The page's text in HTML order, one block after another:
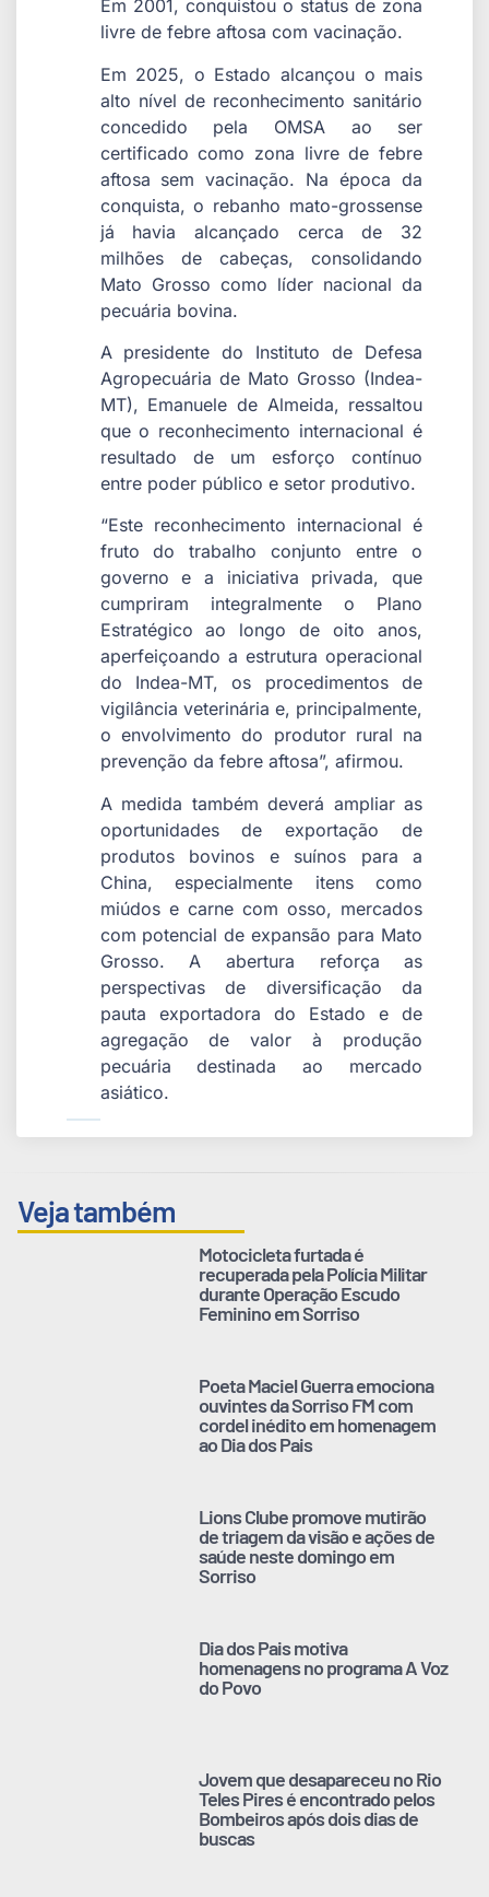
Em 2001, conquistou o status de zona
livre de febre aftosa com vacinação.
Em 2025, o Estado alcançou o mais
alto nível de reconhecimento sanitário
concedido pela OMSA ao ser
certificado como zona livre de febre
aftosa sem vacinação. Na época da
conquista, o rebanho mato-grossense
já havia alcançado cerca de 32
milhões de cabeças, consolidando
Mato Grosso como líder nacional da
pecuária bovina.
A presidente do Instituto de Defesa
Agropecuária de Mato Grosso (Indea-
MT), Emanuele de Almeida, ressaltou
que o reconhecimento internacional é
resultado de um esforço contínuo
entre poder público e setor produtivo.
“Este reconhecimento internacional é
fruto do trabalho conjunto entre o
governo e a iniciativa privada, que
cumpriram integralmente o Plano
Estratégico ao longo de oito anos,
aperfeiçoando a estrutura operacional
do Indea-MT, os procedimentos de
vigilância veterinária e, principalmente,
o envolvimento do produtor rural na
prevenção da febre aftosa”, afirmou.
A medida também deverá ampliar as
oportunidades de exportação de
produtos bovinos e suínos para a
China, especialmente itens como
miúdos e carne com osso, mercados
com potencial de expansão para Mato
Grosso. A abertura reforça as
perspectivas de diversificação da
pauta exportadora do Estado e de
agregação de valor à produção
pecuária destinada ao mercado
asiático.
Veja também
Motocicleta furtada é
recuperada pela Polícia Militar
durante Operação Escudo
Feminino em Sorriso
Poeta Maciel Guerra emociona
ouvintes da Sorriso FM com
cordel inédito em homenagem
ao Dia dos Pais
Lions Clube promove mutirão
de triagem da visão e ações de
saúde neste domingo em
Sorriso
Dia dos Pais motiva
homenagens no programa A Voz
do Povo
Jovem que desapareceu no Rio
Teles Pires é encontrado pelos
Bombeiros após dois dias de
buscas